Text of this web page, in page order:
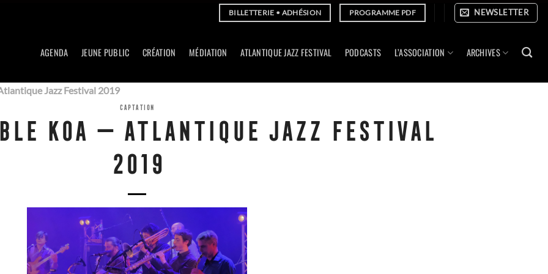
BILLETTERIE • ADHÉSION PROGRAMME PDF NEWSLETTER
AGENDA JEUNE PUBLIC CRÉATION MÉDIATION ATLANTIQUE JAZZ FESTIVAL PODCASTS L’ASSOCIATION ARCHIVES
Jazz Festival 2019
CAPTATION
KOA — ATLANTIQUE JAZZ FESTIVAL
2019